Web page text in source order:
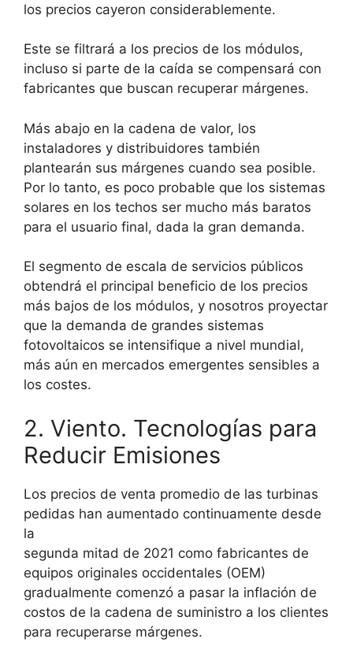
los precios cayeron considerablemente.
Este se filtrará a los precios de los módulos,
incluso si parte de la caída se compensará con
fabricantes que buscan recuperar márgenes.
Más abajo en la cadena de valor, los
instaladores y distribuidores también
plantearán sus márgenes cuando sea posible.
Por lo tanto, es poco probable que los sistemas
solares en los techos ser mucho más baratos
para el usuario final, dada la gran demanda.
El segmento de escala de servicios públicos
obtendrá el principal beneficio de los precios
más bajos de los módulos, y nosotros proyectar
que la demanda de grandes sistemas
fotovoltaicos se intensifique a nivel mundial,
más aún en mercados emergentes sensibles a
los costes.
2. Viento. Tecnologías para
Reducir Emisiones
Los precios de venta promedio de las turbinas
pedidas han aumentado continuamente desde
la
segunda mitad de 2021 como fabricantes de
equipos originales occidentales (OEM)
gradualmente comenzó a pasar la inflación de
costos de la cadena de suministro a los clientes
para recuperarse márgenes.